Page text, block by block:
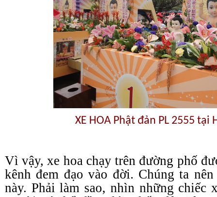
XE HOA Phật đản PL 2555 tại
Vì vậy, xe hoa chạy trên đường phố
kênh đem đạo vào đời. Chúng ta
này. Phải làm sao, nhìn những chiếc